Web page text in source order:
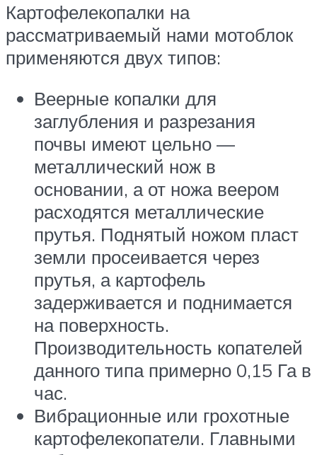
Картофелекопалки на
рассматриваемый нами мотоблок
применяются двух типов:
Веерные копалки для
заглубления и разрезания
почвы имеют цельно —
металлический нож в
основании, а от ножа веером
расходятся металлические
прутья. Поднятый ножом пласт
земли просеивается через
прутья, а картофель
задерживается и поднимается
на поверхность.
Производительность копателей
данного типа примерно 0,15 Га в
час.
Вибрационные или грохотные
картофелекопатели. Главными